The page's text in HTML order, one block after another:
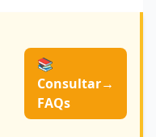
📚
Consultar
FAQs
→